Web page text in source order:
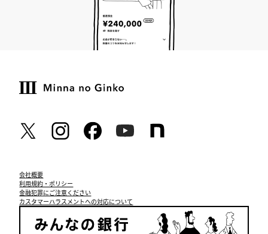
会社概要
利用規約・ポリシー
金融犯罪にご注意ください
カスタマーハラスメントへの対応について